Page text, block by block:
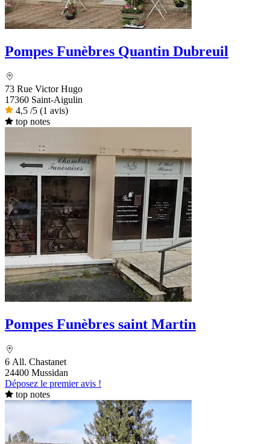
Pompes Funèbres Quantin Dubreuil
73 Rue Victor Hugo
17360 Saint-Aigulin
4,5 /5 (1 avis)
top notes
Pompes Funèbres saint Martin
6 All. Chastanet
24400 Mussidan
Déposez le premier avis !
top notes